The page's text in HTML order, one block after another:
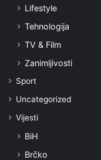
Lifestyle
Tehnologija
TV & Film
Zanimljivosti
Sport
Uncategorized
Vijesti
BiH
Brčko